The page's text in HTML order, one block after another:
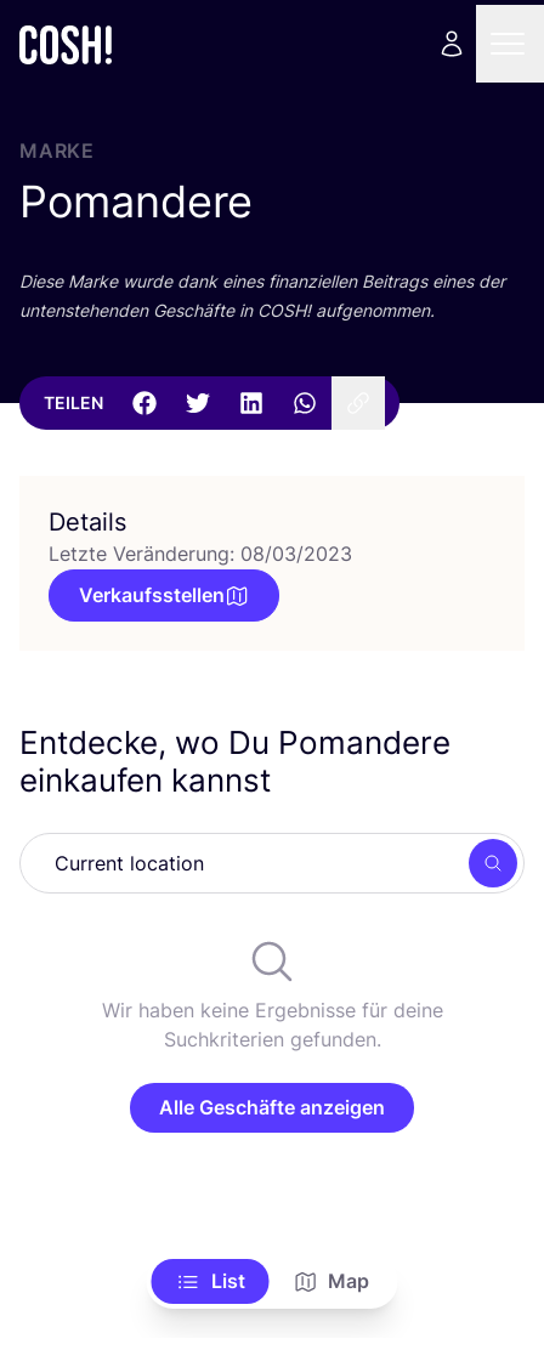
MARKE
Pomandere
Die­se Mar­ke wur­de dank eines finan­zi­el­len Bei­trags eines der
unten­ste­hen­den Geschäf­te in COSH! aufgenommen.
TEILEN
Details
Letzte Veränderung: 08/03/2023
Verkaufsstellen
Entdecke, wo Du Pomandere
einkaufen kannst
Wir haben keine Ergebnisse für deine
Suchkriterien gefunden.
Alle Geschäfte anzeigen
List Map